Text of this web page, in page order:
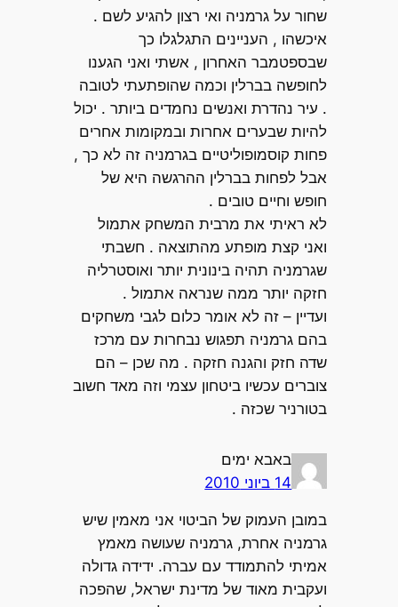
שחור על גרמניה ואי רצון להגיע לשם .
איכשהו , העניינים התגלגלו כך
שבספטמבר האחרון , אשתי ואני הגענו
לחופשה בברלין וכמה שהופתעתי לטובה
. עיר נהדרת ואנשים נחמדים ביותר . יכול
להיות שבערים אחרות ובמקומות אחרים
פחות קוסמופוליטיים בגרמניה זה לא כך ,
אבל לפחות בברלין ההרגשה היא של
חופש וחיים טובים .
לא ראיתי את מרבית המשחק אתמול
ואני קצת מופתע מהתוצאה . חשבתי
שגרמניה תהיה בינונית יותר ואוסטרליה
חזקה יותר ממה שנראה אתמול .
ועדיין – זה לא אומר כלום לגבי משחקים
בהם גרמניה תפגוש נבחרות עם מרכז
שדה חזק והגנה חזקה . מה שכן – הם
צוברים עכשיו ביטחון עצמי וזה מאד חשוב
בטורניר שכזה .
באבא ימים
14 ביוני 2010
במובן העמוק של הביטוי אני מאמין שיש
גרמניה אחרת, גרמניה שעושה מאמץ
אמיתי להתמודד עם עברה. ידידה גדולה
ועקבית מאוד של מדינת ישראל, שהפכה